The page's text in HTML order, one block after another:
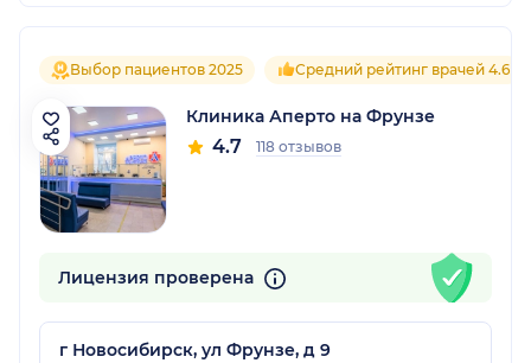
Выбор пациентов 2025 Средний рейтинг врачей 4.6
Клиника Аперто на Фрунзе
4.7 118 отзывов
Лицензия проверена
г Новосибирск, ул Фрунзе, д 9